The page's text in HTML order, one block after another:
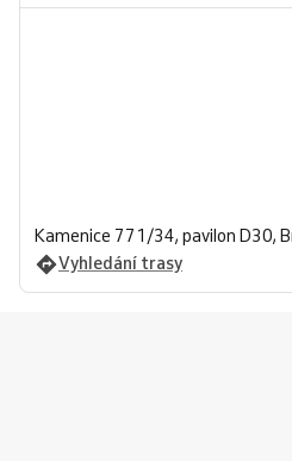
Kamenice 771/34, pavilon D30,
Vyhledání trasy